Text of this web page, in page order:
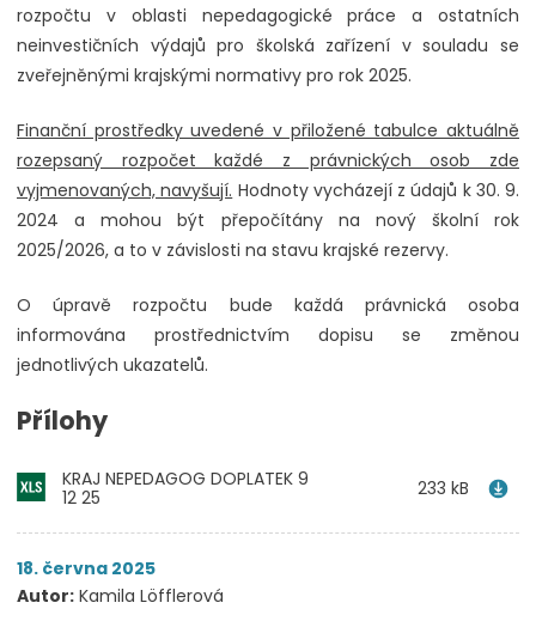
rozpočtu v oblasti nepedagogické práce a ostatních
neinvestičních výdajů pro školská zařízení v souladu se
zveřejněnými krajskými normativy pro rok 2025.
Finanční prostředky uvedené v přiložené tabulce aktuálně
rozepsaný rozpočet každé z právnických osob zde
vyjmenovaných, navyšují. Hodnoty vycházejí z údajů k 30. 9.
2024 a mohou být přepočítány na nový školní rok
2025/2026, a to v závislosti na stavu krajské rezervy.
O úpravě rozpočtu bude každá právnická osoba
informována prostřednictvím dopisu se změnou
jednotlivých ukazatelů.
Přílohy
KRAJ NEPEDAGOG DOPLATEK 9
12 25
233 kB
18. června 2025
Autor: Kamila Löfflerová